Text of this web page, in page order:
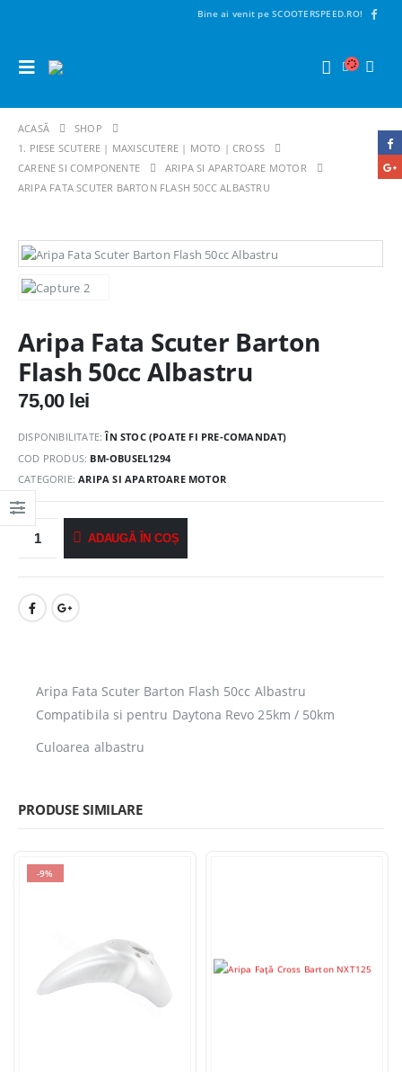
Bine ai venit pe SCOOTERSPEED.RO!
ACASĂ
SHOP
1. PIESE SCUTERE | MAXISCUTERE | MOTO | CROSS
CARENE SI COMPONENTE
ARIPA SI APARTOARE MOTOR
ARIPA FATA SCUTER BARTON FLASH 50CC ALBASTRU
Aripa Fata Scuter Barton
Flash 50cc Albastru
75,00 lei
DISPONIBILITATE:ÎN STOC (POATE FI PRE-COMANDAT)
COD PRODUS: BM-OBUSEL1294
CATEGORIE:ARIPA SI APARTOARE MOTOR
ADAUGĂ ÎN COȘ
Aripa Fata Scuter Barton Flash 50cc Albastru
Compatibila si pentru Daytona Revo 25km / 50km
Culoarea albastru
PRODUSE SIMILARE
-9%